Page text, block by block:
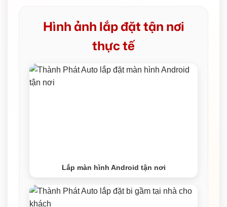
Hình ảnh lắp đặt tận nơi
thực tế
Lắp màn hình Android tận nơi